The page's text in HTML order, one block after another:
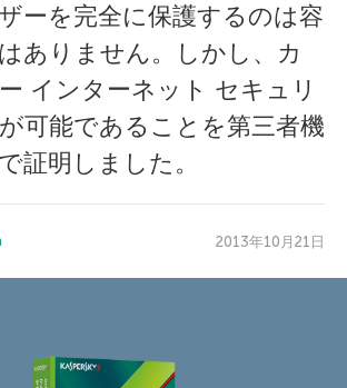
ーを完全に保護するのは容
ありません。しかし、カ
インターネット セキュリ
可能であることを第三者機
証明しました。
2013年10月21日